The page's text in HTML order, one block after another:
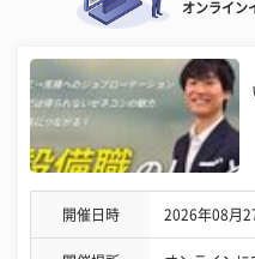
オンライン
開催日時 2026年08月